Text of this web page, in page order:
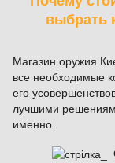
выбрать
Магазин оружия
все необходимые
его
лучшими
именно.